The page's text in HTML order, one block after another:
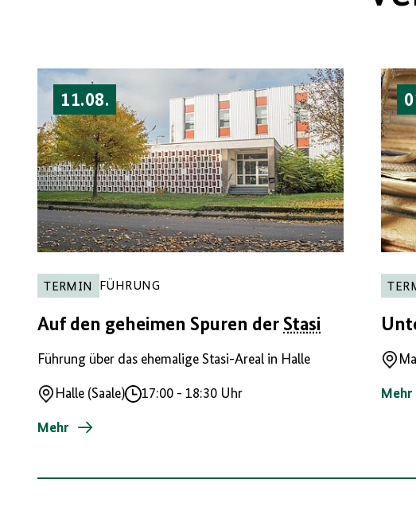
11.08.
TERMIN FÜHRUNG
Auf den geheimen Spuren der Stasi
Führung über das ehemalige Stasi-Areal in Halle
Ort
Halle (Saale)
Uhrzeit
17:00 - 18:30 Uhr
Mehr
Ort
Mehr